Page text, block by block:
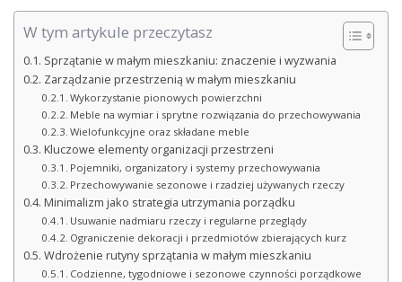
W tym artykule przeczytasz
Sprzątanie w małym mieszkaniu: znaczenie i wyzwania
Zarządzanie przestrzenią w małym mieszkaniu
Wykorzystanie pionowych powierzchni
Meble na wymiar i sprytne rozwiązania do przechowywania
Wielofunkcyjne oraz składane meble
Kluczowe elementy organizacji przestrzeni
Pojemniki, organizatory i systemy przechowywania
Przechowywanie sezonowe i rzadziej używanych rzeczy
Minimalizm jako strategia utrzymania porządku
Usuwanie nadmiaru rzeczy i regularne przeglądy
Ograniczenie dekoracji i przedmiotów zbierających kurz
Wdrożenie rutyny sprzątania w małym mieszkaniu
Codzienne, tygodniowe i sezonowe czynności porządkowe